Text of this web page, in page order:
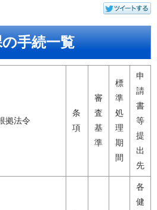
手続一覧
拠法令
条
項
審
査
基
準
標
準
処
理
期
間
申
請
書
等
提
出
先
各
健